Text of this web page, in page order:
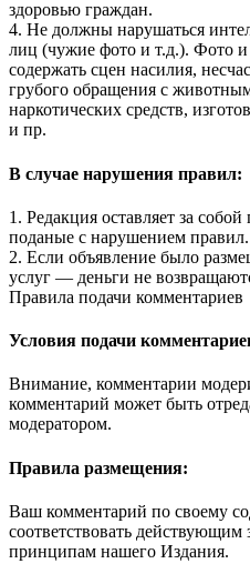
здоровью граждан.
4. Не должны нарушаться
лиц (чужие фото и т.д.). Фото
содержать сцен насилия,
грубого обращения с
наркотических средств,
и пр.
В случае нарушения правил:
1. Редакция оставляет за
поданые с нарушением правил.
2. Если объявление было
услуг — деньги не
Правила подачи комментариев
Условия подачи
Внимание, комментарии
комментарий может быть
модератором.
Правила размещения:
Ваш комментарий по своему
соответствовать
принципам нашего Издания.